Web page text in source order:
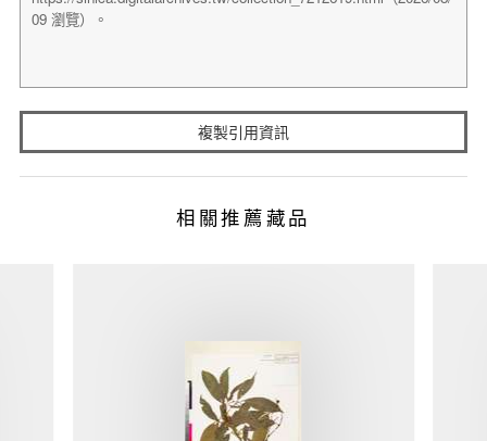
複製引用資訊
相關推薦藏品